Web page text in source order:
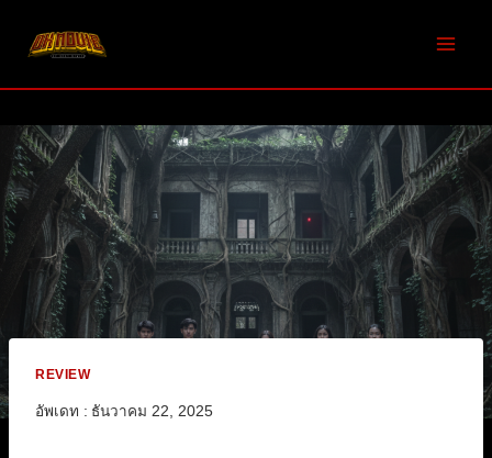
REVIEW
อัพเดท : ธันวาคม 22, 2025